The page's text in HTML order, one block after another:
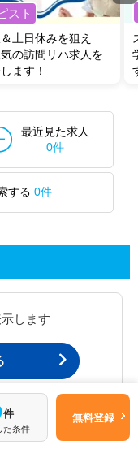
スト
土日休みを狙え
の訪問リハ求人を
ます！
最近見た求人
0件
する 0件
します
件
た条件
無料登録